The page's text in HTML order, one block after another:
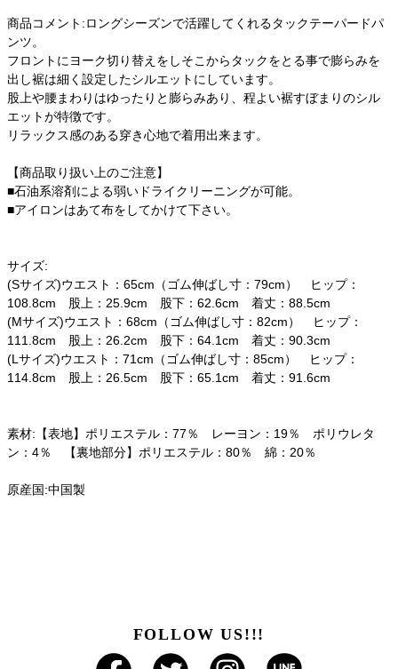
商品コメント:ロングシーズンで活躍してくれるタックテーパードパ
ンツ。
フロントにヨーク切り替えをしそこからタックをとる事で膨らみを
出し裾は細く設定したシルエットにしています。
股上や腰まわりはゆったりと膨らみあり、程よい裾すぼまりのシル
エットが特徴です。
リラックス感のある穿き心地で着用出来ます。
【商品取り扱い上のご注意】
■石油系溶剤による弱いドライクリーニングが可能。
■アイロンはあて布をしてかけて下さい。
サイズ:
(Sサイズ)ウエスト：65cm（ゴム伸ばし寸：79cm） ヒップ：
108.8cm 股上：25.9cm 股下：62.6cm 着丈：88.5cm
(Mサイズ)ウエスト：68cm（ゴム伸ばし寸：82cm） ヒップ：
111.8cm 股上：26.2cm 股下：64.1cm 着丈：90.3cm
(Lサイズ)ウエスト：71cm（ゴム伸ばし寸：85cm） ヒップ：
114.8cm 股上：26.5cm 股下：65.1cm 着丈：91.6cm
素材:【表地】ポリエステル：77％ レーヨン：19％ ポリウレタ
ン：4％ 【裏地部分】ポリエステル：80％ 綿：20％
原産国:中国製
FOLLOW US!!!